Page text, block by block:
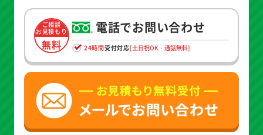
ご相談
お見積もり
無料
電話でお問い合わせ
24時間受付対応[土日祝OK・通話無料]